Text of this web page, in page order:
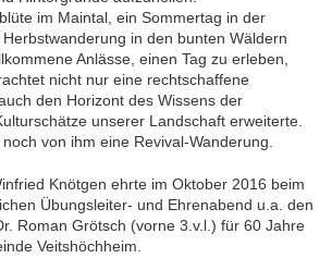
im Maintal, ein Sommertag in der
in den bunten Wäldern
Anlässe, einen Tag zu erleben,
nicht nur eine rechtschaffene
den Horizont des Wissens der
unserer Landschaft erweiterte.
von ihm eine Revival-Wanderung.
Knötgen ehrte im Oktober 2016 beim
Übungsleiter- und Ehrenabend u.a. den
Roman Grötsch (vorne 3.v.l.) für 60 Jahre
Veitshöchheim.